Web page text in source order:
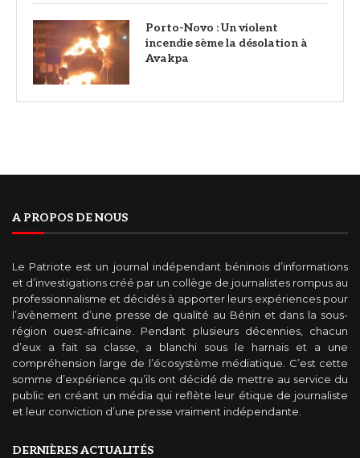
Porto-Novo : Un violent
incendie sème la désolation à
Avakpa
A PROPOS DE NOUS
Le Patriote est un journal indépendant béninois d’informations
et d’investigations créé par un collège de journalistes rompus au
professionnalisme et décidés à apporter leurs expériences pour
l’avènement d’une presse de qualité au Bénin et dans la sous-
région ouest-africaine. Pendant plusieurs décennies, chacun
d’eux a fait sa classe, a blanchi sous le harnais et a une
compréhension large de l’écosystème médiatique. C’est cette
somme d’expérience qu’ils ont décidé de mettre au service du
public en créant un média qui reflète leur étique de journaliste
et leur conviction d’une presse vraiment indépendante.
DERNIÈRES ACTUALITÉS